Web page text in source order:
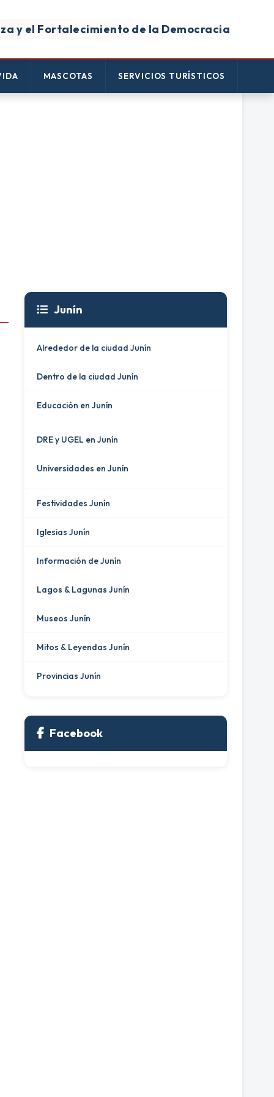
y el Fortalecimiento de la Democracia
MASCOTAS SERVICIOS TURÍSTICOS
Junín
Alrededor de la ciudad Junín
Dentro de la ciudad Junín
Educación en Junín
DRE y UGEL en Junín
Universidades en Junín
Festividades Junín
Iglesias Junín
Información de Junín
Lagos & Lagunas Junín
Museos Junín
Mitos & Leyendas Junín
Provincias Junín
Facebook